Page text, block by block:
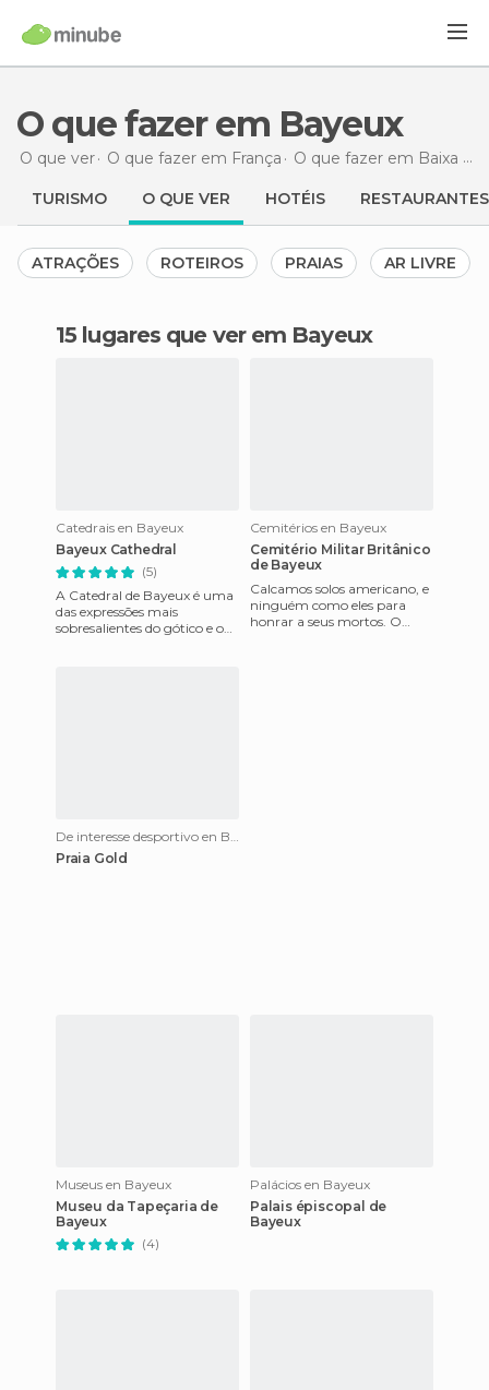
O que fazer em Bayeux
O que ver O que fazer em França O que fazer em Baixa Normandia
TURISMO O QUE VER HOTÉIS RESTAURANTES
ATRAÇÕES ROTEIROS PRAIAS AR LIVRE
15 lugares que ver em Bayeux
Catedrais en Bayeux
Bayeux Cathedral
(5)
A Catedral de Bayeux é uma
das expressões mais
sobresalientes do gótico e o
Cemitérios en Bayeux
Cemitério Militar Britânico
de Bayeux
Calcamos solos americano, e
ninguém como eles para
honrar a seus mortos. O
De interesse desportivo en Bayeux
Praia Gold
Museus en Bayeux
Museu da Tapeçaria de
Bayeux
(4)
Palácios en Bayeux
Palais épiscopal de
Bayeux